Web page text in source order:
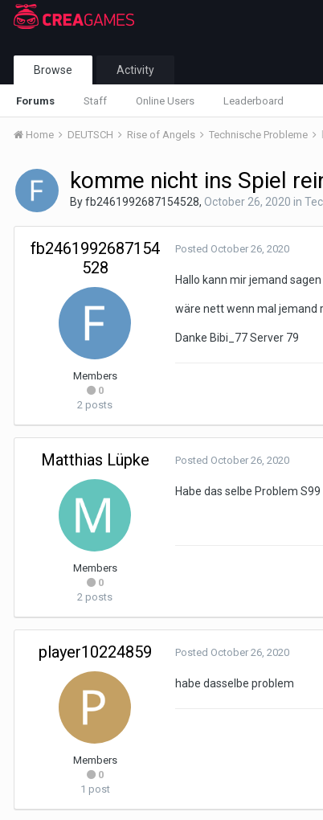
Browse
Forums Staff Online Users Leaderboard
Activity
Home DEUTSCH Rise of Angels Technische Probleme
komme nicht ins Spiel
Byfb2461992687154528, October 26, 2020 in
fb2461992687154
528
Members
0
2 posts
Posted October 26, 2020
Hallo kann mir jemand
wäre nett wenn mal jemand
Danke Bibi_77 Server 79
Matthias Lüpke
Members
0
2 posts
Posted October 26, 2020
Habe das selbe Problem S99
player10224859
Members
0
1 post
Posted October 26, 2020
habe dasselbe problem